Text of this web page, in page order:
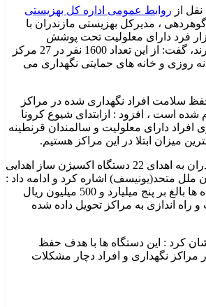
نقل از روابط عمومی اداره کل بهزیستی
گوهردهی ، مدیرکل بهزیستی مازندران با
اینکه بیش از 60 هزار فرد دارای معلولیت تحت پوشش
بهزیستی استان قراردارند، گفت: از این تعداد 1600 نفر در 27 مرکز
روزی و خانه های حمایتی نگهداری می
حفظ سلامت افراد نگهداری شده در مراکز
شده است ، افزود : ازابتدای شیوع کرونا
نگهداری افراد دارای معلولیت و سالمندان قرنطینه
میزان ابتلا در این مراکز هستیم.
مدیرکل بهزیستی مازندران به اهدای 22 دستگاه اکسیژن ساز اهدایی
متحد(یونیسف) اشاره کرد و ادامه داد :
ارزش ریالی این دستگاه ها بالغ بر پنج میلیارد و 500 میلیون ریال
اندازی به مراکز تحویل داده شده
کرد : این دستگاه ها با هدف حفظ
مراکز نگهداری و افراد دچار مشکلات